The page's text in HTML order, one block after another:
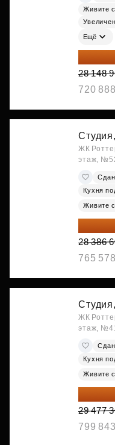
Живите
Ещё
23 645
28 148
720
Студия,
ЖК
этаж,
Кухня
Живите
25 264
28 386
765
Студия,
ЖК
этаж,
Кухня
Живите
26 234
29 477
799